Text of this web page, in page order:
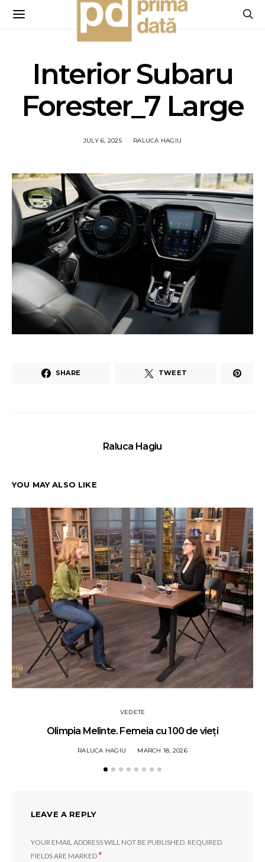
Interior Subaru
Forester_7 Large
JULY 6, 2025 RALUCA HAGIU
SHARE TWEET
Raluca Hagiu
YOU MAY ALSO LIKE
VEDETE
Olimpia Melinte. Femeia cu 100 de vieți
RALUCA HAGIU MARCH 18, 2026
LEAVE A REPLY
YOUR EMAIL ADDRESS WILL NOT BE PUBLISHED. REQUIRED
FIELDS ARE MARKED*